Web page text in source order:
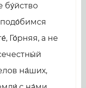
бу́йство
Го́рняя, а не
на́ших,